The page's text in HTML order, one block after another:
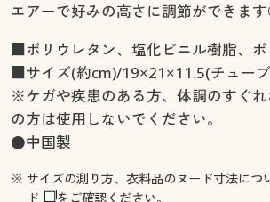
エアーで好みの高さに調節ができま
■ポリウレタン、塩化ビニル樹脂、
■サイズ(約cm)/19×21×11.5(チュー
※ケガや疾患のある方、体調のすぐ
の方は使用しないでください。
●中国製
※ サイズの測り方、衣料品のヌード寸法につ
ド
をご確認ください。